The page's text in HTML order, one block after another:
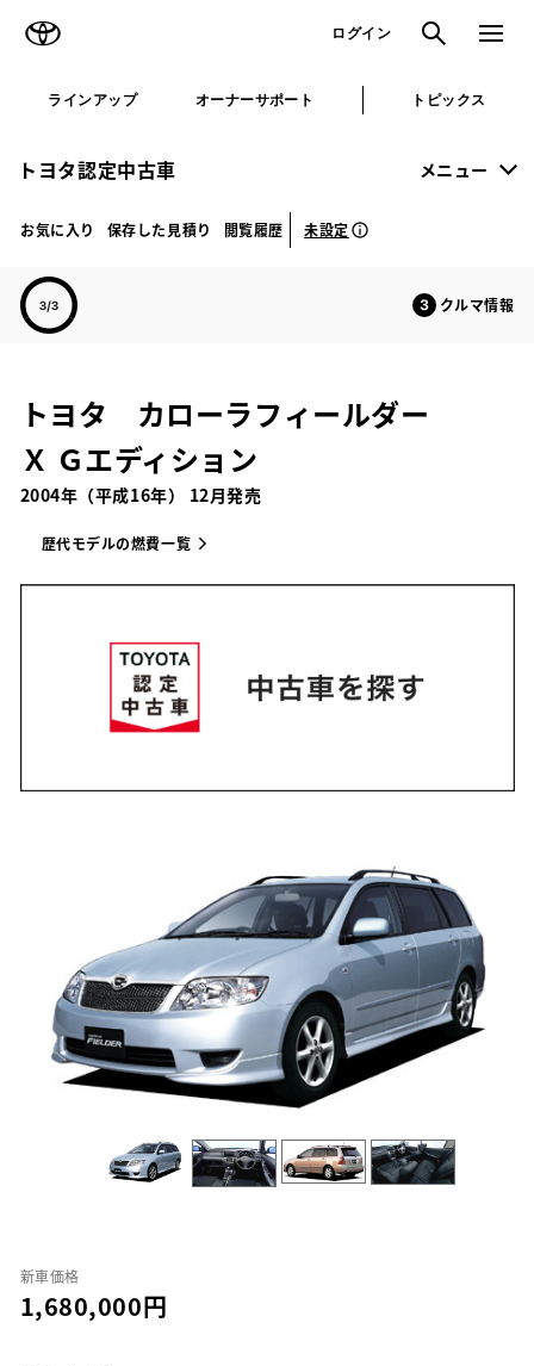
ログイン 検索 メニュ
ラインアップ オーナーサポート トピックス
トヨタ認定中古車 メニュー
お気に入り 保存した見積り 閲覧履歴 未設定
クルマ情報
トヨタ カローラフィールダー
Ｘ Ｇエディション
2004年（平成16年） 12月発売
歴代モデルの燃費一覧
新車価格
1,680,000